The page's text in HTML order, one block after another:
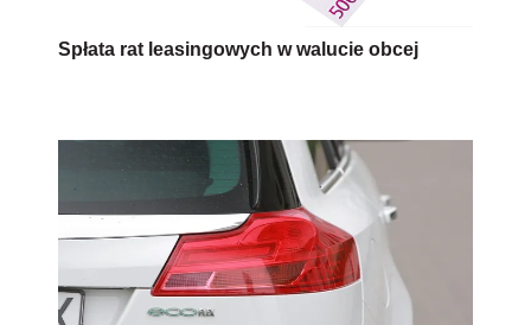
Spłata rat leasingowych w walucie obcej